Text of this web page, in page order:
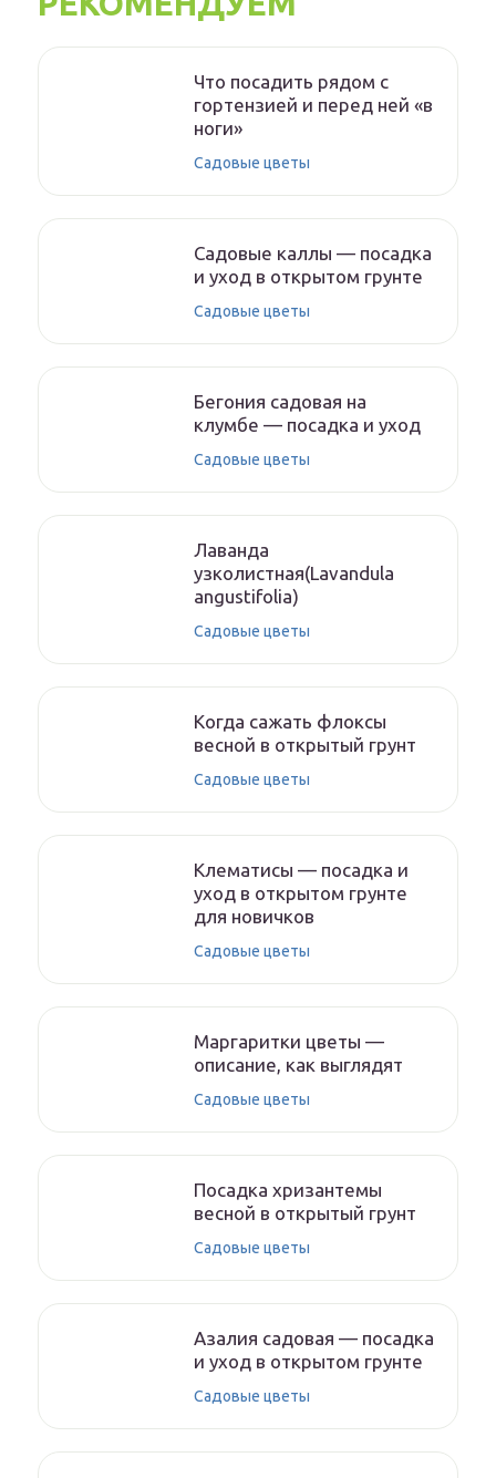
Что посадить рядом с
гортензией и перед ней «в
ноги»
Садовые цветы
Садовые каллы — посадка
и уход в открытом грунте
Садовые цветы
Бегония садовая на
клумбе — посадка и уход
Садовые цветы
Лаванда
узколистная(Lavandula
angustifolia)
Садовые цветы
Когда сажать флоксы
весной в открытый грунт
Садовые цветы
Клематисы — посадка и
уход в открытом грунте
для новичков
Садовые цветы
Маргаритки цветы —
описание, как выглядят
Садовые цветы
Посадка хризантемы
весной в открытый грунт
Садовые цветы
Азалия садовая — посадка
и уход в открытом грунте
Садовые цветы